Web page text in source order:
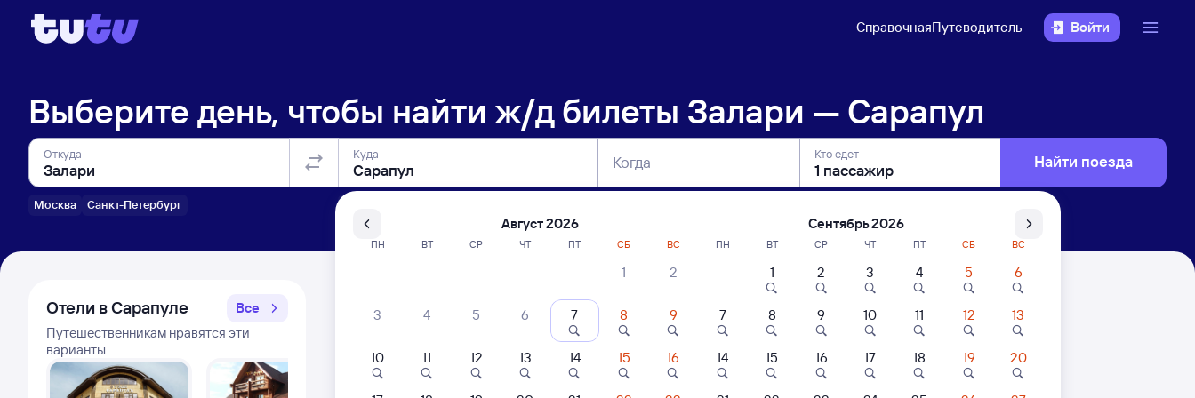
СправочнаяПутеводитель Войти
Выберите день, чтобы найти ж/д билеты Залари — Сарапул
Откуда
Москва Санкт-Петербург
Куда Когда Кто едет Найти поезда
Отели в Сарапуле
Все
Путешественникам нравятся эти
варианты
Расписание поездов Залари — Сарапул
Август 2026
ПН ВТ СР ЧТ ПТ СБ ВС
1 2
3 4 5 6 7 8 9
10 11 12 13 14 15 16
Сентябрь 2026
ПН ВТ СР ЧТ ПТ СБ ВС
1 2 3 4 5 6
7 8 9 10 11 12 13
14 15 16 17 18 19 20